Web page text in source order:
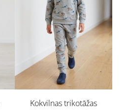
Kokvilnas trikotāžas